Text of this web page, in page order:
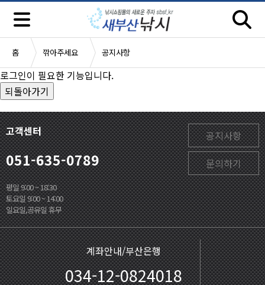
홈 깎아주세요 공지사항
로그인이 필요한 기능입니다.
고객센터
051-635-0789
평일 9:00 ~ 18:30
토요일 9:00 ~ 14:00
일요일,공유일 휴무
공지사항
문의하기
계좌안내/부산은행
034-12-0824018